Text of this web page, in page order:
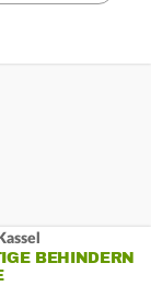
BEHINDERN